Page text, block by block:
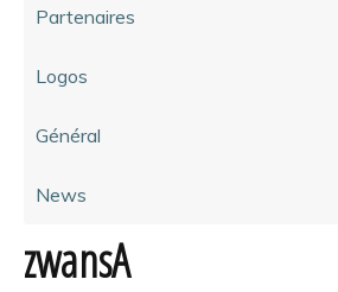
Partenaires
Logos
Général
News
zwansA